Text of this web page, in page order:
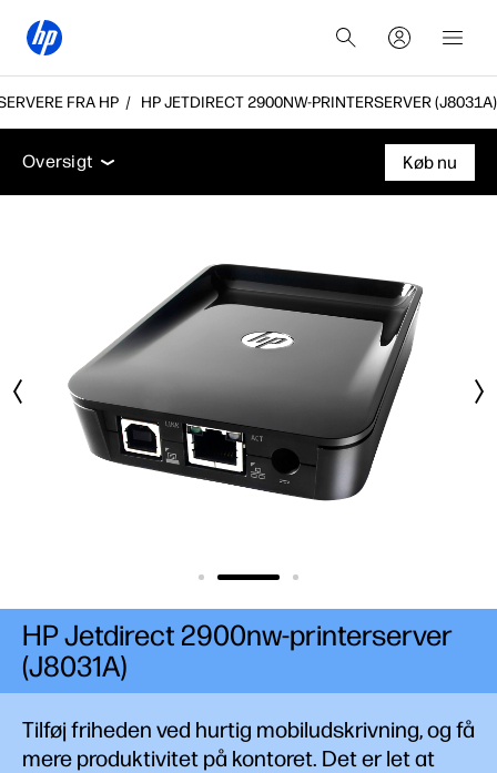
FRA HP HP JETDIRECT 2900NW-PRINTERSERVER (J8031A)
Oversigt
Support
Oversigt
Køb nu
Tilføj friheden ved hurtig mobiludskrivning, og få
mere produktivitet på kontoret. Det er let at
HP Jetdirect 2900nw-printerserver
(J8031A)